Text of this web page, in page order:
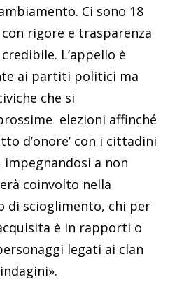
Ci sono 18
rigore e trasparenza
L’appello è
ai partiti politici ma
che si
elezioni affinché
d’onore’ con i cittadini
a non
coinvolto nella
di scioglimento, chi per
è in rapporti o
legati ai clan